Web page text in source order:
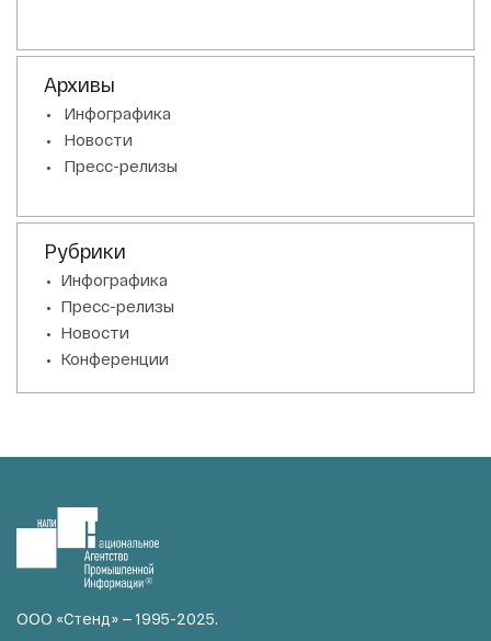
Архивы
Инфографика
Новости
Пресс-релизы
Рубрики
Инфографика
Пресс-релизы
Новости
Конференции
ООО «Стенд» — 1995-2025.